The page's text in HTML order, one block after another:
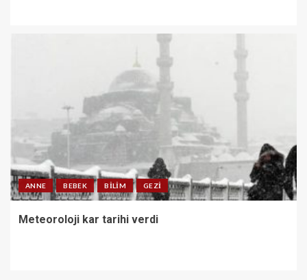
ANNE BEBEK BILIM GEZI
Meteoroloji kar tarihi verdi